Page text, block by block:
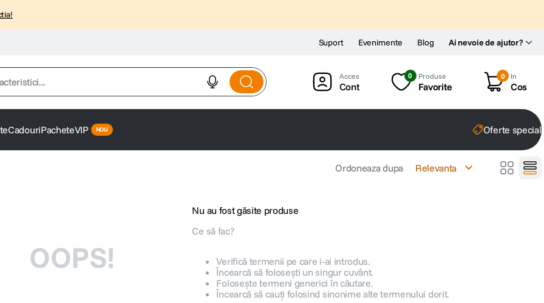
Ai nevoie de ajutor?
Suport Evenimente Blog
Cont
0 Produse
Favorite
0 In
Cos
CadouriPacheteVIP Oferte
Ordoneaza dupa Relevanta
OOPS!
Nu au fost găsite produse
Ce să fac?
Verifică termenii pe care i-ai introdus.
Încearcă să folosești un singur cuvânt.
Folosește termeni generici în căutare.
Încearcă să cauți folosind sinonime alte termenului dorit.